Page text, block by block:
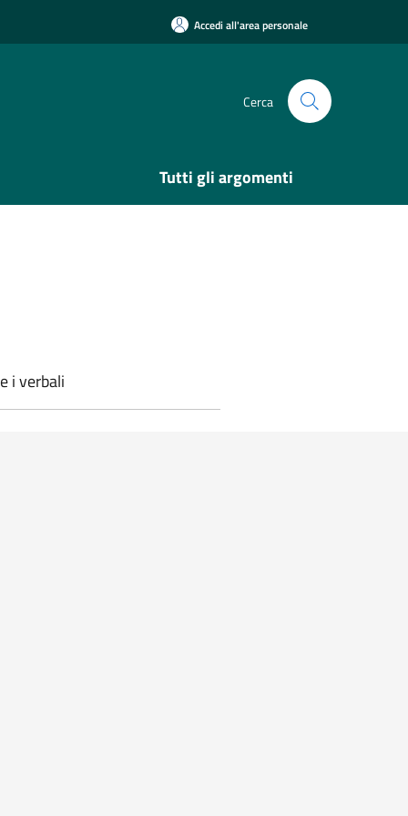
Accedi all'area personale
Cerca
Tutti gli argomenti
i verbali